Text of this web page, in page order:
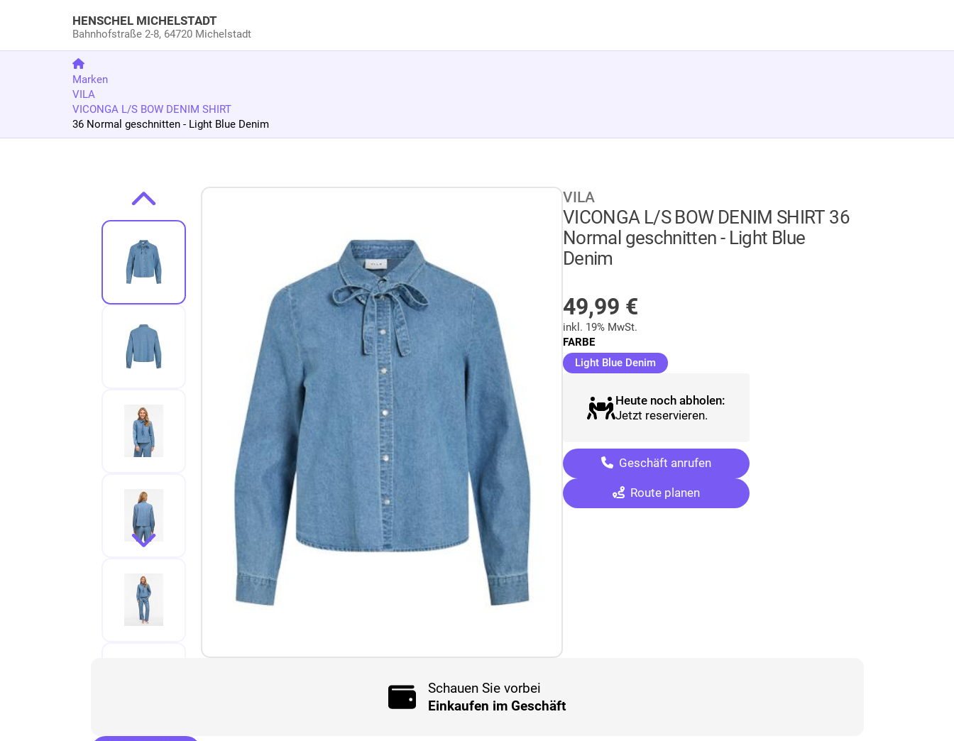
HENSCHEL MICHELSTADT
Bahnhofstraße 2-8, 64720 Michelstadt
Marken
VILA
VICONGA L/S BOW DENIM SHIRT
36 Normal geschnitten - Light Blue Denim
Zur Produktbeschreibung springen VILA
VICONGA L/S BOW DENIM SHIRT 36
Normal geschnitten - Light Blue
Denim
49,99 €
inkl. 19% MwSt.
FARBE
Light Blue Denim (ausgewählt)
Heute noch abholen:
Jetzt reservieren.
Geschäft anrufen
Route planen
Schauen Sie vorbei
Einkaufen im Geschäft